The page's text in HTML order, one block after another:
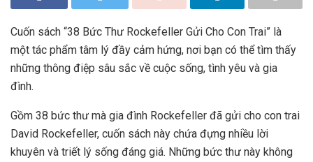
Cuốn sách “38 Bức Thư Rockefeller Gửi Cho Con Trai” là
một tác phẩm tâm lý đầy cảm hứng, nơi bạn có thể tìm thấy
những thông điệp sâu sắc về cuộc sống, tình yêu và gia
đình.
Gồm 38 bức thư mà gia đình Rockefeller đã gửi cho con trai
David Rockefeller, cuốn sách này chứa đựng nhiều lời
khuyên và triết lý sống đáng giá. Những bức thư này không